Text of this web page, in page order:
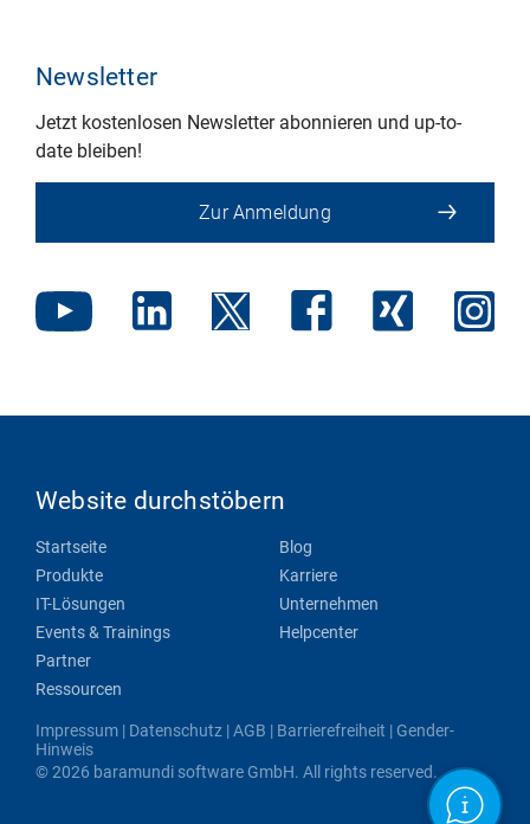
Newsletter
Jetzt kostenlosen Newsletter abonnieren und up-to-
date bleiben!
Zur Anmeldung
Website durchstöbern
Startseite
Produkte
IT-Lösungen
Events & Trainings
Partner
Ressourcen
Blog
Karriere
Unternehmen
Helpcenter
Impressum | Datenschutz |AGB | Barrierefreiheit | Gender-
Hinweis
© 2026 baramundi software GmbH. All rights reserved.